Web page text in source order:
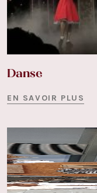
Danse
EN SAVOIR PLUS